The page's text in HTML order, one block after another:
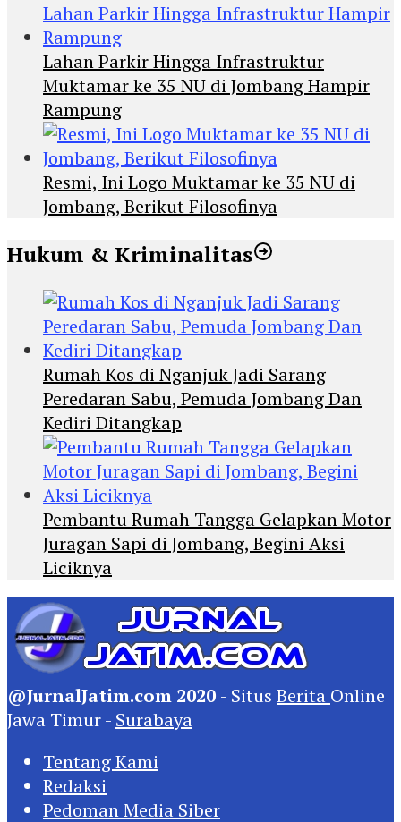
Lahan Parkir Hingga Infrastruktur
Muktamar ke 35 NU di Jombang Hampir
Rampung
Resmi, Ini Logo Muktamar ke 35 NU di
Jombang, Berikut Filosofinya
Hukum & Kriminalitas
Rumah Kos di Nganjuk Jadi Sarang
Peredaran Sabu, Pemuda Jombang Dan
Kediri Ditangkap
Pembantu Rumah Tangga Gelapkan Motor
Juragan Sapi di Jombang, Begini Aksi
Liciknya
@JurnalJatim.com 2020 - Situs Berita Online
Jawa Timur - Surabaya
Tentang Kami
Redaksi
Pedoman Media Siber